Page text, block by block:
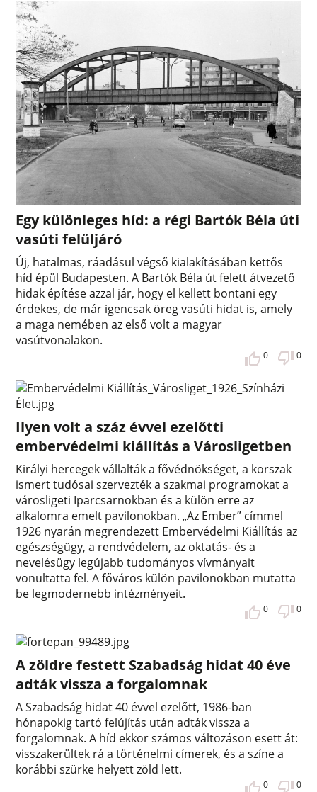
Egy különleges híd: a régi Bartók Béla úti
vasúti felüljáró
Új, hatalmas, ráadásul végső kialakításában kettős
híd épül Budapesten. A Bartók Béla út felett átvezető
hidak építése azzal jár, hogy el kellett bontani egy
érdekes, de már igencsak öreg vasúti hidat is, amely
a maga nemében az első volt a magyar
vasútvonalakon.
0 0
Ilyen volt a száz évvel ezelőtti
embervédelmi kiállítás a Városligetben
Királyi hercegek vállalták a fővédnökséget, a korszak
ismert tudósai szervezték a szakmai programokat a
városligeti Iparcsarnokban és a külön erre az
alkalomra emelt pavilonokban. „Az Ember” címmel
1926 nyarán megrendezett Embervédelmi Kiállítás az
egészségügy, a rendvédelem, az oktatás- és a
nevelésügy legújabb tudományos vívmányait
vonultatta fel. A főváros külön pavilonokban mutatta
be legmodernebb intézményeit.
0 0
A zöldre festett Szabadság hidat 40 éve
adták vissza a forgalomnak
A Szabadság hidat 40 évvel ezelőtt, 1986-ban
hónapokig tartó felújítás után adták vissza a
forgalomnak. A híd ekkor számos változáson esett át:
visszakerültek rá a történelmi címerek, és a színe a
korábbi szürke helyett zöld lett.
0 0